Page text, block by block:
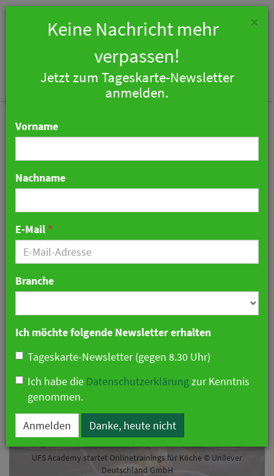
Kostenfrei und ohne
Werbung: Online-
Trainings für Köche mit
der UFS-Academy
07. Oktober 2019 11:49 Uhr| Gastronomie
UFS Academy startet Onlinetrainings für Köche © Unilever
Deutschland GmbH
×
Keine Nachricht mehr
verpassen!
Jetzt zum Tageskarte-Newsletter
anmelden.
Vorname
Nachname
E-Mail *
Branche
Ich möchte folgende Newsletter erhalten
Tageskarte-Newsletter (gegen 8.30 Uhr)
Ich habe die Datenschutzerklärungzur Kenntnis
genommen.
Anmelden Danke, heute nicht